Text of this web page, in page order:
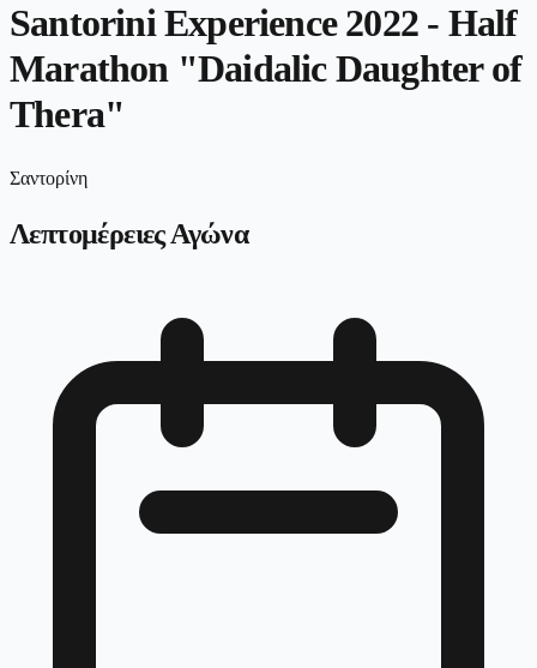
Santorini Experience 2022 - Half
Marathon "Daidalic Daughter of
Thera"
Σαντορίνη
Λεπτομέρειες Αγώνα